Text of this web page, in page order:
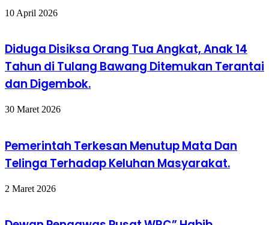
10 April 2026
Diduga Disiksa Orang Tua Angkat, Anak 14
Tahun di Tulang Bawang Ditemukan Terantai
dan Digembok.
30 Maret 2026
Pemerintah Terkesan Menutup Mata Dan
Telinga Terhadap Keluhan Masyarakat.
2 Maret 2026